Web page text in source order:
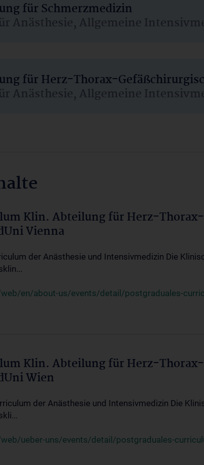
für Schmerzmedizin
Anästhesie, Allgemeine
für Herz-Thorax-
Anästhesie, Allgemeine
Klin. Abteilung für Herz-
Vienna
der Anästhesie und Intensivmedizin Die
en/about-us/events/detail/postgraduales-
Klin. Abteilung für Herz-
Wien
der Anästhesie und Intensivmedizin Die
ueber-uns/events/detail/postgraduales-